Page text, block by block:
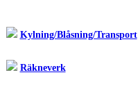
Kylning/Blåsning/Transport
Räkneverk